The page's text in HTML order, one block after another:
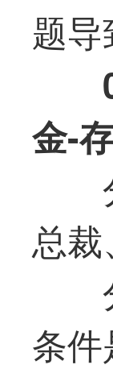
题
金-
总
条